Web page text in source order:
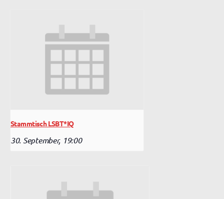
Stammtisch LSBT*IQ
30. September, 19:00